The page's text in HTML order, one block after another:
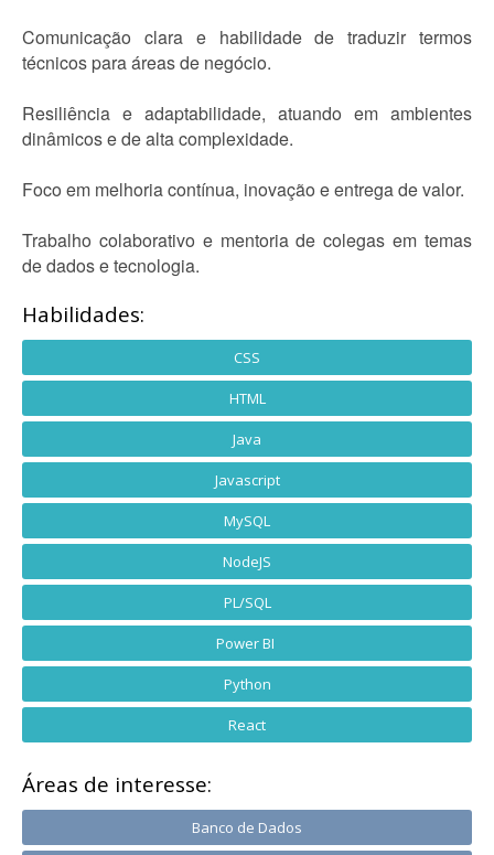
Comunicação clara e habilidade de traduzir termos
técnicos para áreas de negócio.
Resiliência e adaptabilidade, atuando em ambientes
dinâmicos e de alta complexidade.
Foco em melhoria contínua, inovação e entrega de valor.
Trabalho colaborativo e mentoria de colegas em temas
de dados e tecnologia.
Habilidades:
CSS
HTML
Java
Javascript
MySQL
NodeJS
PL/SQL
Power BI
Python
React
Áreas de interesse:
Banco de Dados